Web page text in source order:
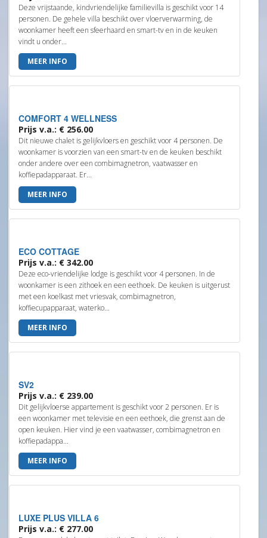
Deze vrijstaande, kindvriendelijke familievilla is geschikt voor 14
personen. De gehele villa beschikt over vloerverwarming, de
woonkamer heeft een sfeerhaard en smart-tv en in de keuken
vindt u onder...
MEER INFO
COMFORT 4 WELLNESS
Prijs v.a.: € 256.00
Dit nieuwe chalet is gelijkvloers en geschikt voor 4 personen. De
woonkamer is voorzien van een smart-tv en de keuken beschikt
onder andere over een combimagnetron, vaatwasser en
koffiepadapparaat. Er...
MEER INFO
ECO COTTAGE
Prijs v.a.: € 342.00
Deze eco-vriendelijke lodge is geschikt voor 4 personen. In de
woonkamer is een zithoek en een eethoek. De keuken is uitgerust
met een koelkast met vriesvak, combimagnetron,
koffiecupapparaat, waterko...
MEER INFO
SV2
Prijs v.a.: € 239.00
Dit gelijkvloerse appartement is geschikt voor 2 personen. Er is
een woonkamer met televisie en een eethoek, die grenst aan de
open keuken. Hier vind je een vaatwasser, combimagnetron en
koffiepadappa...
MEER INFO
LUXE PLUS VILLA 6
Prijs v.a.: € 277.00